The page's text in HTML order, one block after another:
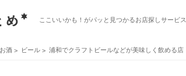
ここいいかも！がパッと見つかるお店探しサービス
酒 ビール 浦和でクラフトビールなどが美味しく飲める店